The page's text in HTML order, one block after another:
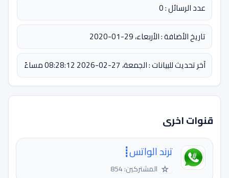
عدد الرسائل : 0
تاريخ الأضافة : الأربعاء، 29-01-2020
آخر تحديث للبيانات : الجمعة، 27-02-2026 08:28:12 مساءً
قنوات اخرى
ترند الواتس┋
☆ المشتركين: 854